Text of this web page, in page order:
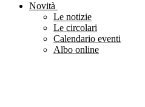
Novità
Le notizie
Le circolari
Calendario eventi
Albo online